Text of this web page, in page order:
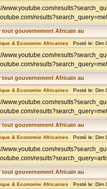
www.youtube.com/
gouvernement Africain au
& Economie Africaines Posté le: Dim
www.youtube.com/
gouvernement Africain au
& Economie Africaines Posté le: Dim
www.youtube.com/
gouvernement Africain au
& Economie Africaines Posté le: Dim
www.youtube.com/
gouvernement Africain au
& Economie Africaines Posté le: Dim